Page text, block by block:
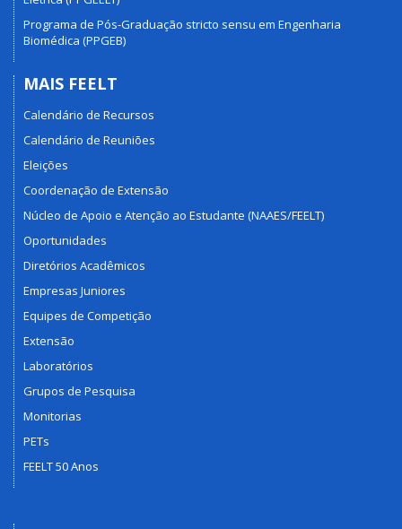
Programa de Pós-Graduação stricto sensu em Engenharia
Biomédica (PPGEB)
MAIS FEELT
Calendário de Recursos
Calendário de Reuniões
Eleições
Coordenação de Extensão
Núcleo de Apoio e Atenção ao Estudante (NAAES/FEELT)
Oportunidades
Diretórios Acadêmicos
Empresas Juniores
Equipes de Competição
Extensão
Laboratórios
Grupos de Pesquisa
Monitorias
PETs
FEELT 50 Anos